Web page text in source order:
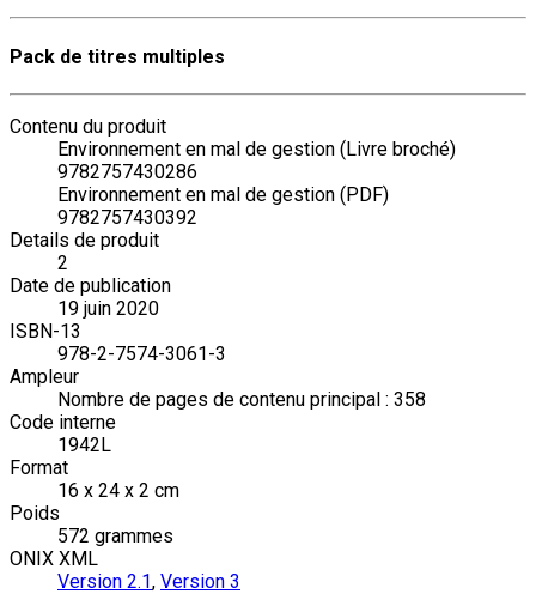
Pack de titres multiples
Contenu du produit
Environnement en mal de gestion (Livre broché)
9782757430286
Environnement en mal de gestion (PDF)
9782757430392
Details de produit
2
Date de publication
19 juin 2020
ISBN-13
978-2-7574-3061-3
Ampleur
Nombre de pages de contenu principal : 358
Code interne
1942L
Format
16 x 24 x 2 cm
Poids
572 grammes
ONIX XML
Version 2.1, Version 3